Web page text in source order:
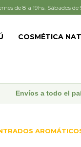
COSMÉTICA
de 8 a 19hs. Sábados de
Envíos a todo el